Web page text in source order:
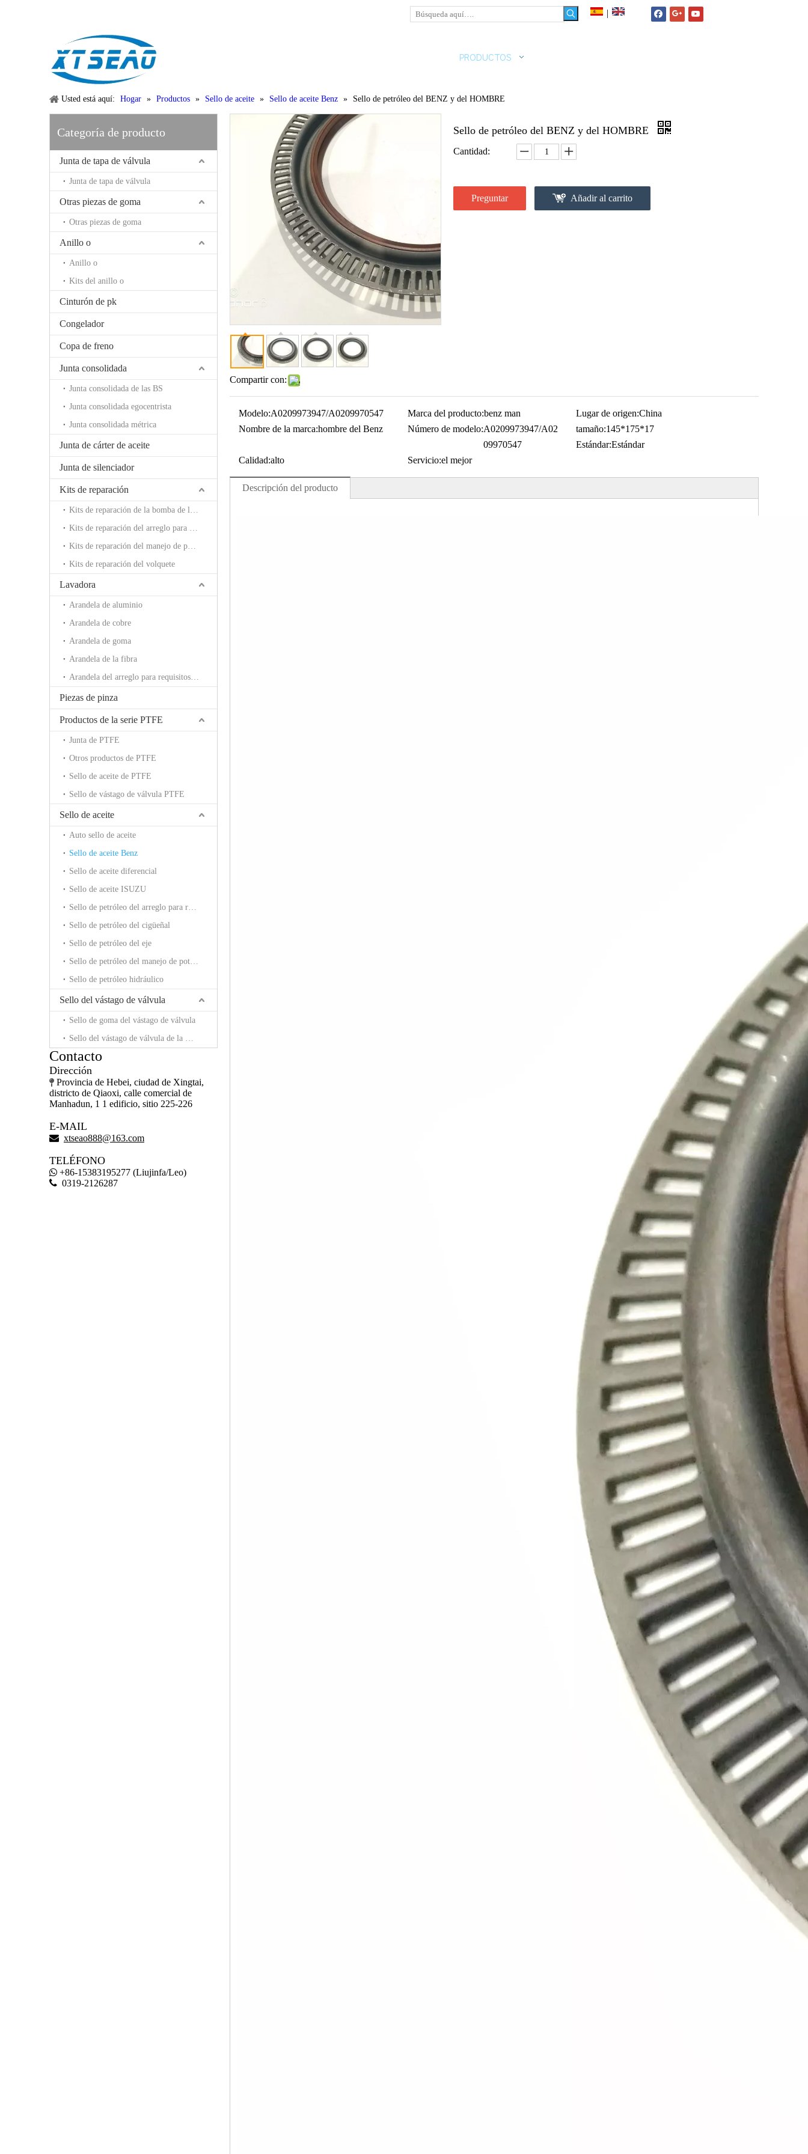
|
PRODUCTOS
Usted está aquí: Hogar » Productos » Sello de aceite » Sello de aceite Benz » Sello de petróleo del BENZ y del HOMBRE
Categoría de producto
Junta de tapa de válvula
Junta de tapa de válvula
Otras piezas de goma
Otras piezas de goma
Anillo o
Anillo o
Kits del anillo o
Cinturón de pk
Congelador
Copa de freno
Junta consolidada
Junta consolidada de las BS
Junta consolidada egocentrista
Junta consolidada métrica
Junta de cárter de aceite
Junta de silenciador
Kits de reparación
Kits de reparación de la bomba de la rotura
Kits de reparación del arreglo para requisitos particulares
Kits de reparación del manejo de potencia
Kits de reparación del volquete
Lavadora
Arandela de aluminio
Arandela de cobre
Arandela de goma
Arandela de la fibra
Arandela del arreglo para requisitos particulares
Piezas de pinza
Productos de la serie PTFE
Junta de PTFE
Otros productos de PTFE
Sello de aceite de PTFE
Sello de vástago de válvula PTFE
Sello de aceite
Auto sello de aceite
Sello de aceite Benz
Sello de aceite diferencial
Sello de aceite ISUZU
Sello de petróleo del arreglo para requisitos particulares
Sello de petróleo del cigüeñal
Sello de petróleo del eje
Sello de petróleo del manejo de potencia
Sello de petróleo hidráulico
Sello del vástago de válvula
Sello de goma del vástago de válvula
Sello del vástago de válvula de la motocicleta
Contacto
Dirección
 Provincia de Hebei, ciudad de Xingtai,
districto de Qiaoxi, calle comercial de
Manhadun, 1 1 edificio, sitio 225-226
E-MAIL
 xtseao888@163.com
TELÉFONO
 +86-15383195277 (Liujinfa/Leo)
 0319-2126287
Compartir con:
Sello de petróleo del BENZ y del HOMBRE
Cantidad:
Preguntar Añadir al carrito
Modelo:A0209973947/A0209970547 Marca del producto:benz man Lugar de origen:China
Nombre de la marca:hombre del Benz Número de modelo:A0209973947/A02
09970547
tamaño:145*175*17
Estándar:Estándar
Calidad:alto Servicio:el mejor
Descripción del producto